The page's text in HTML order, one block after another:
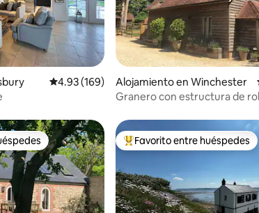
Calificación promedio: 4.93 de 5, 169
4.93 (169)
Alojamiento en Winchester
Granero con estructura de
preferido Favorito entre huéspedes
Favorito entre huéspedes